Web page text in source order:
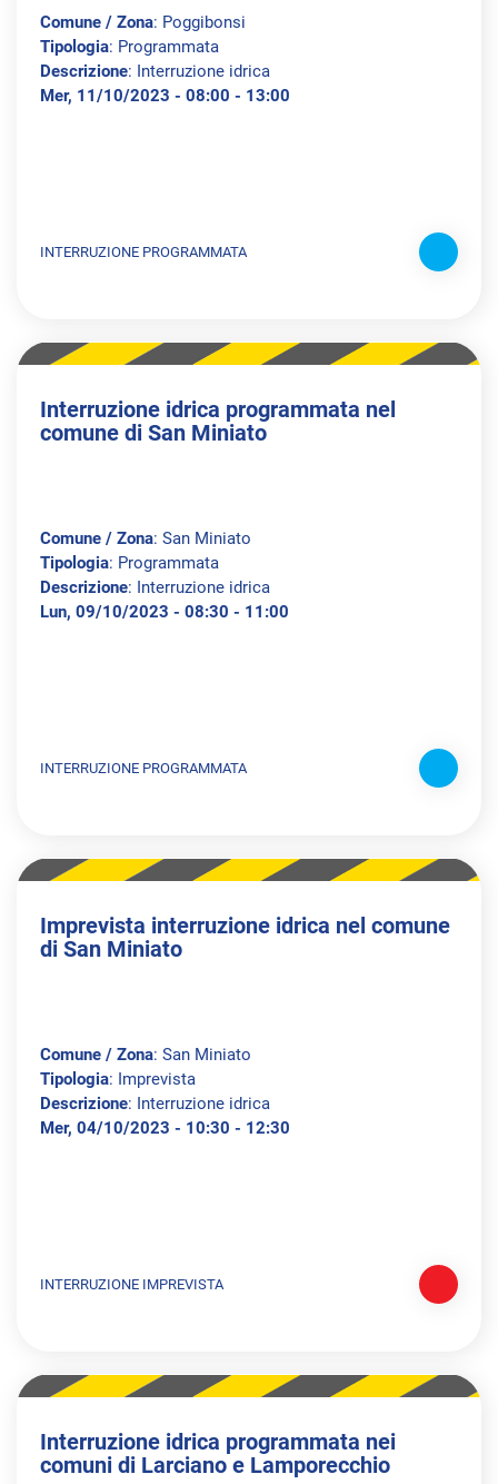
Comune / Zona: Poggibonsi
Tipologia: Programmata
Descrizione: Interruzione idrica
Mer, 11/10/2023 - 08:00 - 13:00
INTERRUZIONE PROGRAMMATA
Interruzione idrica programmata nel
comune di San Miniato
Comune / Zona: San Miniato
Tipologia: Programmata
Descrizione: Interruzione idrica
Lun, 09/10/2023 - 08:30 - 11:00
INTERRUZIONE PROGRAMMATA
Imprevista interruzione idrica nel comune
di San Miniato
Comune / Zona: San Miniato
Tipologia: Imprevista
Descrizione: Interruzione idrica
Mer, 04/10/2023 - 10:30 - 12:30
INTERRUZIONE IMPREVISTA
Interruzione idrica programmata nei
comuni di Larciano e Lamporecchio